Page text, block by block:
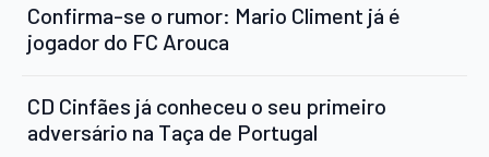
Confirma-se o rumor: Mario Climent já é
jogador do FC Arouca
CD Cinfães já conheceu o seu primeiro
adversário na Taça de Portugal